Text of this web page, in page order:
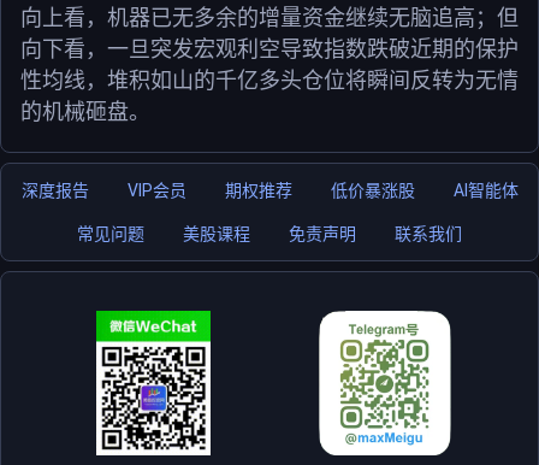
向上看，机器已无多余的增量资金继续无脑追高；但
向下看，一旦突发宏观利空导致指数跌破近期的保护
性均线，堆积如山的千亿多头仓位将瞬间反转为无情
的机械砸盘。
深度报告 VIP会员 期权推荐 低价暴涨股 AI智能体
常见问题 美股课程 免责声明 联系我们